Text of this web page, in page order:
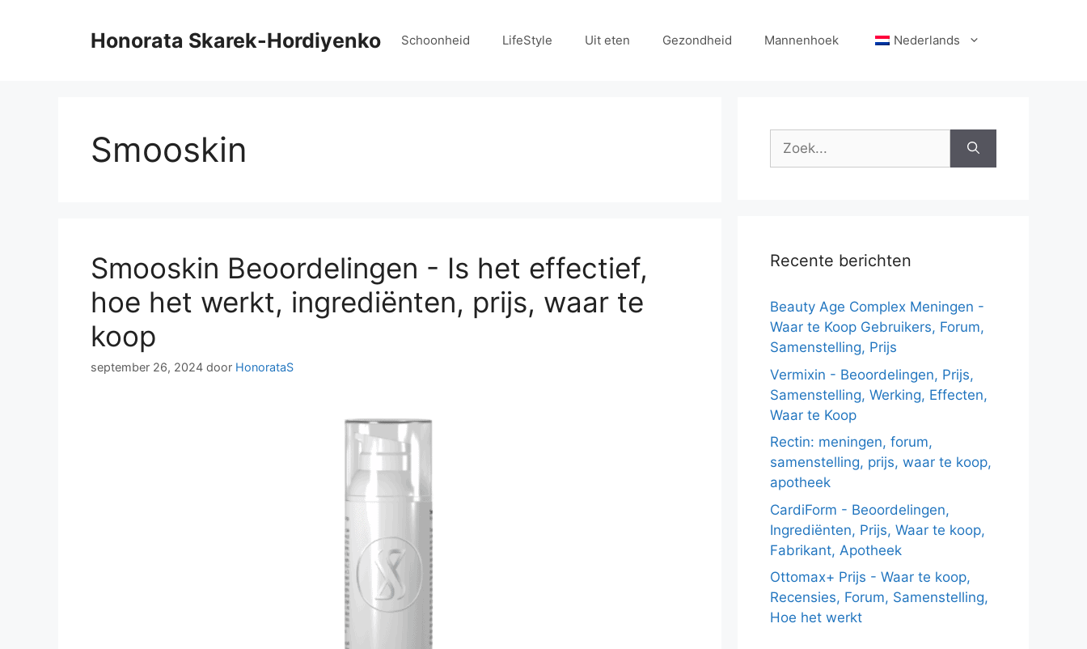
Honorata Skarek-Hordiyenko Schoonheid LifeStyle Uit eten Gezondheid Mannenhoek Nederlands
Smooskin
Smooskin Beoordelingen - Is het effectief,
hoe het werkt, ingrediënten, prijs, waar te
koop
september 26, 2024 door HonorataS
Zoek
Recente berichten
Beauty Age Сomplex Meningen -
Waar te Koop Gebruikers, Forum,
Samenstelling, Prijs
Vermixin - Beoordelingen, Prijs,
Samenstelling, Werking, Effecten,
Waar te Koop
Rectin: meningen, forum,
samenstelling, prijs, waar te koop,
apotheek
CardiForm - Beoordelingen,
Ingrediënten, Prijs, Waar te koop,
Fabrikant, Apotheek
Ottomax+ Prijs - Waar te koop,
Recensies, Forum, Samenstelling,
Hoe het werkt